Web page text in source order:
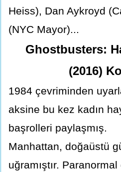
Heiss), Dan Aykroyd
(NYC Mayor)...
Ghostbusters:
(2016)
1984 çevriminden
aksine bu kez kadın
başrolleri paylaşmış.
Manhattan, doğaüstü
uğramıştır. Paranormal